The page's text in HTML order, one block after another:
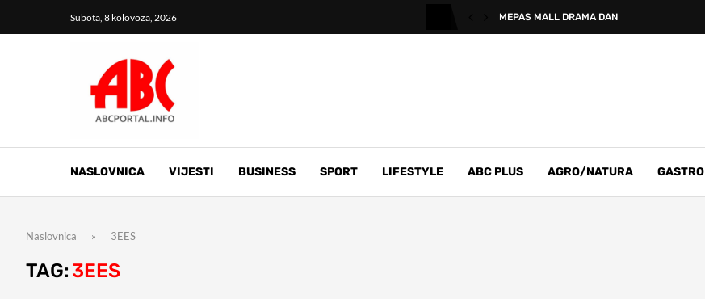
Subota, 8 kolovoza, 2026 MEPAS MALL DRAMA DAN
NASLOVNICA VIJESTI BUSINESS SPORT LIFESTYLE ABC PLUS AGRO/NATURA GASTRO
Naslovnica » 3EES
TAG: 3EES